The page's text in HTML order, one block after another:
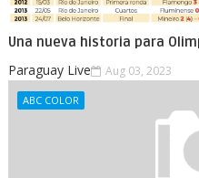
Una nueva historia para
Paraguay Live Aug 03, 2023
ABC COLOR